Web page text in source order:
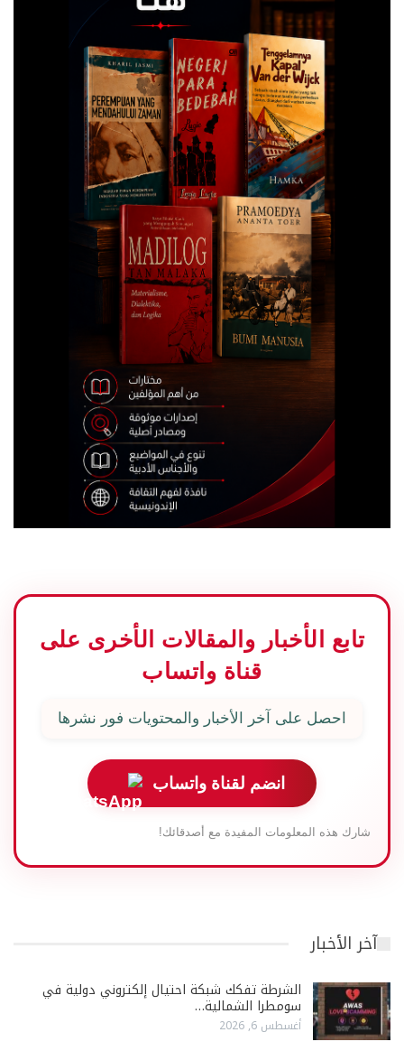
تابع الأخبار والمقالات الأخرى على
قناة واتساب
احصل على آخر الأخبار والمحتويات فور نشرها
انضم لقناة واتساب
شارك هذه المعلومات المفيدة مع أصدقائك!
آخر الأخبار
الشرطة تفكك شبكة احتيال إلكتروني دولية في
سومطرا الشمالية…
أغسطس 6, 2026